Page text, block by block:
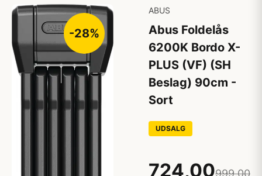
-28%
ABUS
Abus Foldelås
6200K Bordo X-
PLUS (VF) (SH
Beslag) 90cm -
Sort
UDSALG
724,00999,00